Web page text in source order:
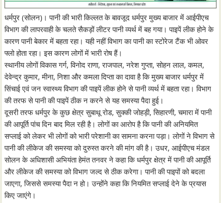
धर्मपुर (सोलन)। पानी की भारी किल्लत के बावजूद धर्मपुर मुख्य बाजार में आईपीएच
विभाग की लापरवाही के चलते सैकड़ों लीटर पानी व्यर्थ में बह गया। पाइपें लीक होने के
कारण पानी बेकार में बहता रहा। यही नहीं विभाग का पानी का स्टोरेज टैंक भी ओवर
फ्लो होता रहा। इस कारण लोगों में भारी रोष हैं।
स्थानीय लोगों विकास गर्ग, विनोद राणा, राजपाल, नरेश गुप्ता, सोहन लाल, कमल,
देवेन्द्र कुमार, मीना, निशा और कमला दिप्ता का दावा है कि मुख्य बाजार धर्मपुर में
सिंचाई एवं जन स्वास्थ्य विभाग की पाइपें लीक होने से पानी व्यर्थ में बहता रहा। विभाग
की तरफ से पानी की पाइपें ठीक न करने से यह समस्या पैदा हुई।
दूसरी तरफ धर्मपुर के कुछ क्षेत्र सुबाथू रोड, सुक्की जोहड़ी, सिहारणी, चमारा में पानी
की आपूर्ति पांच दिन बाद मिल रही है। लोगों का आरोप है कि पानी की अनियमित
सप्लाई को लेकर भी लोगों को भारी परेशानी का सामना करना पड़ा। लोगों ने विभाग से
पानी की लीकेज की समस्या को दुरुस्त करने की मांग की है। उधर, आईपीएच मंडल
सोलन के अधिशासी अभियंता हेमंत तनवर ने कहा कि धर्मपुर क्षेत्र में पानी की आपूर्ति
और लीकेज की समस्या को विभाग जल्द से ठीक करेगा। पानी की पाइपों को बदला
जाएगा, जिससे समस्या पैदा न हो। उन्होंने कहा कि नियमित सप्लाई देने के प्रयास
किए जाएंगे।